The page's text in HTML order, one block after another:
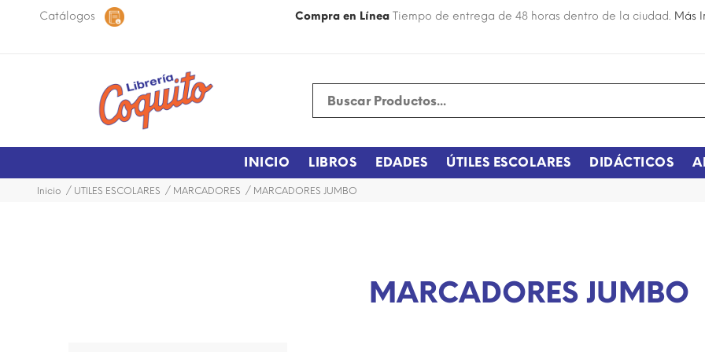
Catálogos
48 horas dentro de la ciudad. Compra en Línea Tiempo de entrega de 48 horas dentro de la ciudad. Más
INICIO LIBROS EDADES ÚTILES ESCOLARES DIDÁCTICOS
Inicio UTILES ESCOLARES MARCADORES MARCADORES JUMBO
MARCADORES JUMBO